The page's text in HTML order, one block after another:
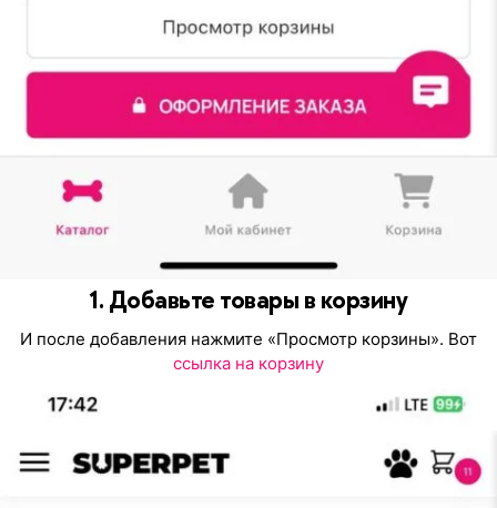
1. Добавьте товары в корзину
И после добавления нажмите «Просмотр корзины». Вот
ссылка на корзину